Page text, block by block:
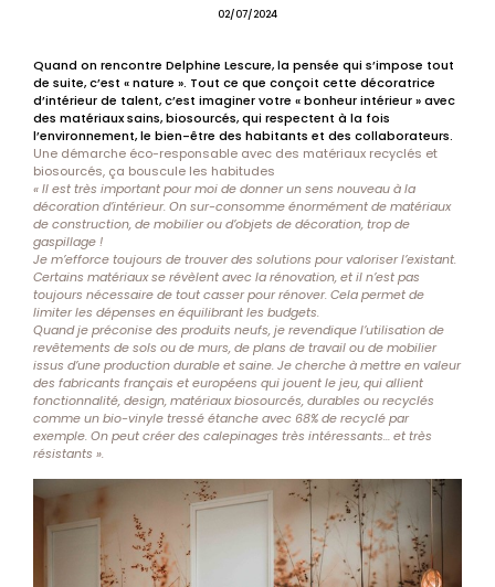
02/07/2024
Quand on rencontre Delphine Lescure, la pensée qui s’impose tout
de suite, c’est « nature ». Tout ce que conçoit cette décoratrice
d’intérieur de talent, c’est imaginer votre « bonheur intérieur » avec
des matériaux sains, biosourcés, qui respectent à la fois
l’environnement, le bien-être des habitants et des collaborateurs.
Une démarche éco-responsable avec des matériaux recyclés et
biosourcés, ça bouscule les habitudes
« Il est très important pour moi de donner un sens nouveau à la
décoration d’intérieur. On sur-consomme énormément de matériaux
de construction, de mobilier ou d’objets de décoration, trop de
gaspillage !
Je m’efforce toujours de trouver des solutions pour valoriser l’existant.
Certains matériaux se révèlent avec la rénovation, et il n’est pas
toujours nécessaire de tout casser pour rénover. Cela permet de
limiter les dépenses en équilibrant les budgets.
Quand je préconise des produits neufs, je revendique l’utilisation de
revêtements de sols ou de murs, de plans de travail ou de mobilier
issus d’une production durable et saine. Je cherche à mettre en valeur
des fabricants français et européens qui jouent le jeu, qui allient
fonctionnalité, design, matériaux biosourcés, durables ou recyclés
comme un bio-vinyle tressé étanche avec 68% de recyclé par
exemple. On peut créer des calepinages très intéressants… et très
résistants ».